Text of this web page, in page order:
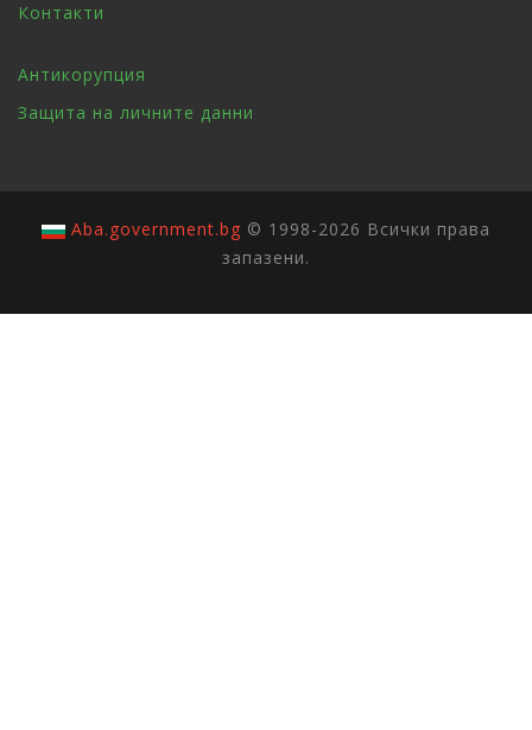
Контакти
Антикорупция
Защита на личните данни
Aba.government.bg © 1998-2026 Всички права
запазени.